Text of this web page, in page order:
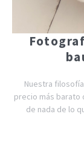
Nuestra
precio más barato
de nada de lo